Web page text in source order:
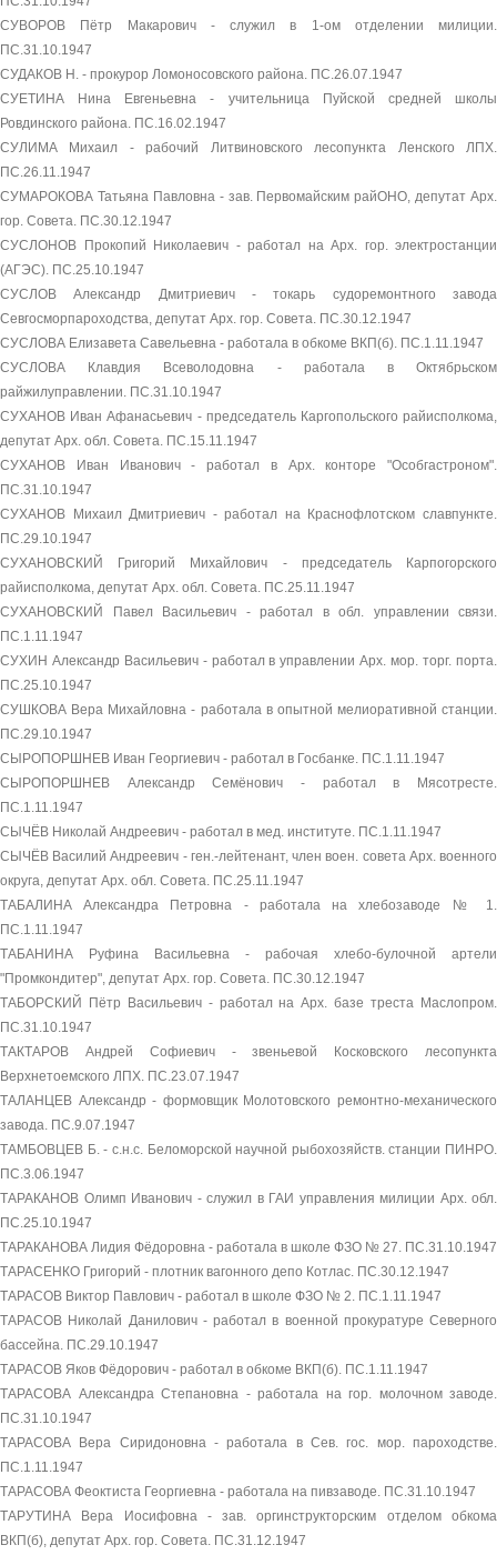
СУВОРОВ Пётр Макарович - служил в 1-ом отделении милиции.
ПС.31.10.1947
СУДАКОВ Н. - прокурор Ломоносовского района. ПС.26.07.1947
СУЕТИНА Нина Евгеньевна - учительница Пуйской средней школы
Ровдинского района. ПС.16.02.1947
СУЛИМА Михаил - рабочий Литвиновского лесопункта Ленского ЛПХ.
ПС.26.11.1947
СУМАРОКОВА Татьяна Павловна - зав. Первомайским райОНО, депутат Арх.
гор. Совета. ПС.30.12.1947
СУСЛОНОВ Прокопий Николаевич - работал на Арх. гор. электростанции
(АГЭС). ПС.25.10.1947
СУСЛОВ Александр Дмитриевич - токарь судоремонтного завода
Севгосморпароходства, депутат Арх. гор. Совета. ПС.30.12.1947
СУСЛОВА Елизавета Савельевна - работала в обкоме ВКП(б). ПС.1.11.1947
СУСЛОВА Клавдия Всеволодовна - работала в Октябрьском
райжилуправлении. ПС.31.10.1947
СУХАНОВ Иван Афанасьевич - председатель Каргопольского райисполкома,
депутат Арх. обл. Совета. ПС.15.11.1947
СУХАНОВ Иван Иванович - работал в Арх. конторе "Особгастроном".
ПС.31.10.1947
СУХАНОВ Михаил Дмитриевич - работал на Краснофлотском славпункте.
ПС.29.10.1947
СУХАНОВСКИЙ Григорий Михайлович - председатель Карпогорского
райисполкома, депутат Арх. обл. Совета. ПС.25.11.1947
СУХАНОВСКИЙ Павел Васильевич - работал в обл. управлении связи.
ПС.1.11.1947
СУХИН Александр Васильевич - работал в управлении Арх. мор. торг. порта.
ПС.25.10.1947
СУШКОВА Вера Михайловна - работала в опытной мелиоративной станции.
ПС.29.10.1947
СЫРОПОРШНЕВ Иван Георгиевич - работал в Госбанке. ПС.1.11.1947
СЫРОПОРШНЕВ Александр Семёнович - работал в Мясотресте.
ПС.1.11.1947
СЫЧЁВ Николай Андреевич - работал в мед. институте. ПС.1.11.1947
СЫЧЁВ Василий Андреевич - ген.-лейтенант, член воен. совета Арх. военного
округа, депутат Арх. обл. Совета. ПС.25.11.1947
ТАБАЛИНА Александра Петровна - работала на хлебозаводе № 1.
ПС.1.11.1947
ТАБАНИНА Руфина Васильевна - рабочая хлебо-булочной артели
"Промкондитер", депутат Арх. гор. Совета. ПС.30.12.1947
ТАБОРСКИЙ Пётр Васильевич - работал на Арх. базе треста Маслопром.
ПС.31.10.1947
ТАКТАРОВ Андрей Софиевич - звеньевой Косковского лесопункта
Верхнетоемского ЛПХ. ПС.23.07.1947
ТАЛАНЦЕВ Александр - формовщик Молотовского ремонтно-механического
завода. ПС.9.07.1947
ТАМБОВЦЕВ Б. - с.н.с. Беломорской научной рыбохозяйств. станции ПИНРО.
ПС.3.06.1947
ТАРАКАНОВ Олимп Иванович - служил в ГАИ управления милиции Арх. обл.
ПС.25.10.1947
ТАРАКАНОВА Лидия Фёдоровна - работала в школе ФЗО № 27. ПС.31.10.1947
ТАРАСЕНКО Григорий - плотник вагонного депо Котлас. ПС.30.12.1947
ТАРАСОВ Виктор Павлович - работал в школе ФЗО № 2. ПС.1.11.1947
ТАРАСОВ Николай Данилович - работал в военной прокуратуре Северного
бассейна. ПС.29.10.1947
ТАРАСОВ Яков Фёдорович - работал в обкоме ВКП(б). ПС.1.11.1947
ТАРАСОВА Александра Степановна - работала на гор. молочном заводе.
ПС.31.10.1947
ТАРАСОВА Вера Сиридоновна - работала в Сев. гос. мор. пароходстве.
ПС.1.11.1947
ТАРАСОВА Феоктиста Георгиевна - работала на пивзаводе. ПС.31.10.1947
ТАРУТИНА Вера Иосифовна - зав. оргинструкторским отделом обкома
ВКП(б), депутат Арх. гор. Совета. ПС.31.12.1947